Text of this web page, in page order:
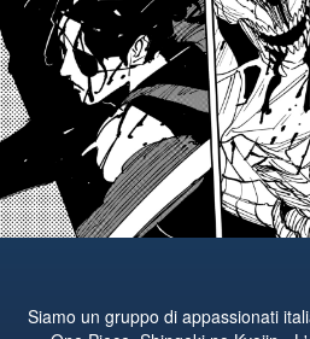
Siamo un gruppo di appassionati